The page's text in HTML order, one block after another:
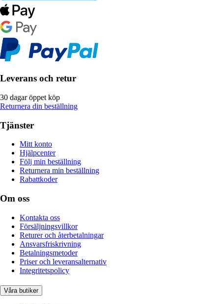
Leverans och retur
30 dagar öppet köp
Returnera din beställning
Tjänster
Mitt konto
Hjälpcenter
Följ min beställning
Returnera min beställning
Rabattkoder
Om oss
Kontakta oss
Försäljningsvillkor
Returer och återbetalningar
Ansvarsfriskrivning
Betalningsmetoder
Priser och leveransalternativ
Integritetspolicy
Våra butiker